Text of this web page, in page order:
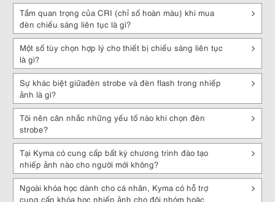
Tại sao nên mua combo đèn studio?
Ánh sáng chất lượng: Combo đèn studio thường đi kèm với cácđèn
chụpchuyên nghiệp, có khả năng tạo ra ánh sáng mạnh mẽ và chất
lượng cao. Điều này giúp bạn có thể chiếu sáng đầy đủ và tạo ra hiệu
ứng ánh sáng chuyên nghiệp trong quá trình quay phim hoặc chụp
ảnh.
Điều khiển ánh sáng linh hoạt
gồm các thiết bị điều khiển ánh sáng như bộ điều khiển từ xa, bộ
điều chỉnh độ sáng, màu sắc, và góc chiếu. Điều này cho phép bạn
tùy chỉnh ánh sáng một cách dễ dàng và linh hoạt để đạt được hiệu
quả ánh sáng mong muốn.
Tiết kiệm thời gian và công sức: Khi bạn mua combo đèn studio, bạn
nhận được một bộ đầy đủ các loại đèn cần thiết cho công việc chụp
ảnh hoặc quay video. Điều này giúp bạn tiết kiệm thời gian và công
sức trong việc tìm kiếm và mua từng loại đèn riêng lẻ. Bạn cũng
Tầm quan trọng của CRI (chỉ số hoàn màu) khi mua
đèn chiếu sáng liên tục là gì?
Một số tùy chọn hợp lý cho thiết bị chiếu sáng liên tục
là gì?
Sự khác biệt giữađèn strobe và đèn flash trong nhiếp
ảnh là gì?
Tôi nên cân nhắc những yếu tố nào khi chọn đèn
strobe?
Tại Kyma có cung cấp bất kỳ chương trình đào tạo
nhiếp ảnh nào cho người mới không?
Ngoài khóa học dành cho cá nhân, Kyma có hỗ trợ
cung cấp khóa học nhiếp ảnh cho đội nhóm hoặc